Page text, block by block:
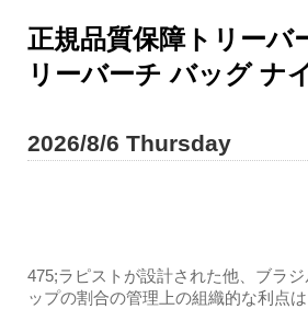
正規品質保障トリー
リーバーチ バッグ ナ
2026/8/6 Thursday
475;ラピストが設計された他、ブラ
ップの割合の管理上の組織的な利点